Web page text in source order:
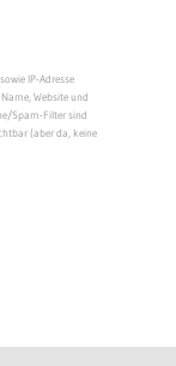
IP-Adresse
Website und
Spam-Filter sind
(aber da, keine